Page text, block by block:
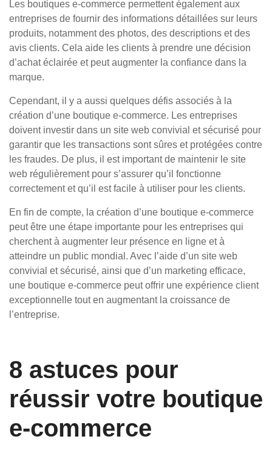
Les boutiques e-commerce permettent également aux
entreprises de fournir des informations détaillées sur leurs
produits, notamment des photos, des descriptions et des
avis clients. Cela aide les clients à prendre une décision
d’achat éclairée et peut augmenter la confiance dans la
marque.
Cependant, il y a aussi quelques défis associés à la
création d’une boutique e-commerce. Les entreprises
doivent investir dans un site web convivial et sécurisé pour
garantir que les transactions sont sûres et protégées contre
les fraudes. De plus, il est important de maintenir le site
web régulièrement pour s’assurer qu’il fonctionne
correctement et qu’il est facile à utiliser pour les clients.
En fin de compte, la création d’une boutique e-commerce
peut être une étape importante pour les entreprises qui
cherchent à augmenter leur présence en ligne et à
atteindre un public mondial. Avec l’aide d’un site web
convivial et sécurisé, ainsi que d’un marketing efficace,
une boutique e-commerce peut offrir une expérience client
exceptionnelle tout en augmentant la croissance de
l’entreprise.
8 astuces pour
réussir votre boutique
e-commerce